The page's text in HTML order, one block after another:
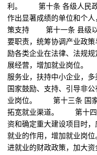
利。 第十条 各级人民政
作出显著成绩的单位和
策支持 第十一条 县级以
要职责，统筹协调产业
励各类企业在法律、法规
展经营，增加就业岗位。
服务业，扶持中小企业，
国家鼓励、支持、引导非
业岗位。 第十三条 国家
拓宽就业渠道。 第十四
资和确定重大建设项目时
就业的作用，增加就业
进就业的财政政策，加大